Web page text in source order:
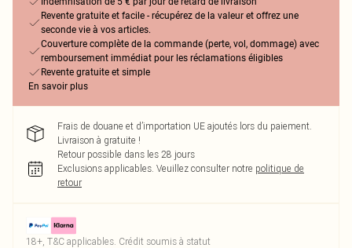
Revente gratuite et facile - récupérez de la valeur et offrez une
seconde vie à vos articles.
Couverture complète de la commande (perte, vol, dommage) avec
remboursement immédiat pour les réclamations éligibles
Revente gratuite et simple
En savoir plus
Frais de douane et d’importation UE ajoutés lors du paiement.
Livraison à gratuite !
Retour possible dans les 28 jours
Exclusions applicables. Veuillez consulter notre politique de
retour
18+, T&C applicables. Crédit soumis à statut